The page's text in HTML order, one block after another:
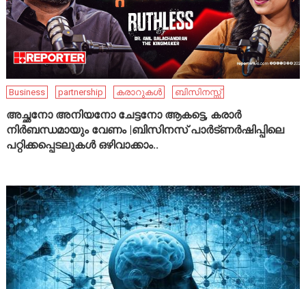
Business partnership കരാറുകൾ ബിസിനസ്സ്
അച്ഛനോ അനിയനോ ചേട്ടനോ ആകട്ടെ, കരാർ
നിർബന്ധമായും വേണം |ബിസിനസ് പാർട്ണർഷിപ്പിലെ
പറ്റിക്കപ്പെടലുകൾ ഒഴിവാക്കാം..